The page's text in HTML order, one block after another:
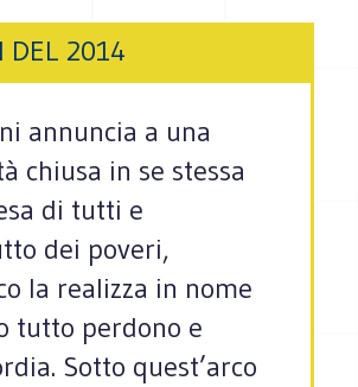
DEL 2014
annuncia a una
chiusa in se stessa
di tutti e
dei poveri,
la realizza in nome
tutto perdono e
Sotto quest’arco